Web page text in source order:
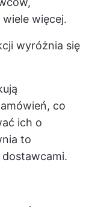
więcej.
wyróżnia się
co
ich o
to